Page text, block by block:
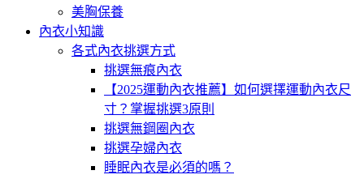
美胸保養
內衣小知識
各式內衣挑選方式
挑選無痕內衣
【2025運動內衣推薦】如何選擇運動內衣尺
寸？掌握挑選3原則
挑選無鋼圈內衣
挑選孕婦內衣
睡眠內衣是必須的嗎？